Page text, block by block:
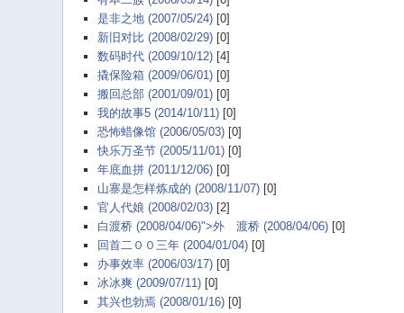
是非之地 (2007/05/24)[0]
新旧对比 (2008/02/29)[0]
数码时代 (2009/10/12)[4]
撬保险箱 (2009/06/01)[0]
搬回总部 (2001/09/01)[0]
我的故事5 (2014/10/11)[0]
恐怖蜡像馆 (2006/05/03)[0]
快乐万圣节 (2005/11/01)[0]
年底血拼 (2011/12/06)[0]
山寨是怎样炼成的 (2008/11/07)[0]
官人代娘 (2008/02/03)[2]
白渡桥 (2008/04/06)">外白 渡桥 (2008/04/06)[0]
回首二００三年 (2004/01/04)[0]
办事效率 (2006/03/17)[0]
冰冰爽 (2009/07/11)[0]
其兴也勃焉 (2008/01/16)[0]